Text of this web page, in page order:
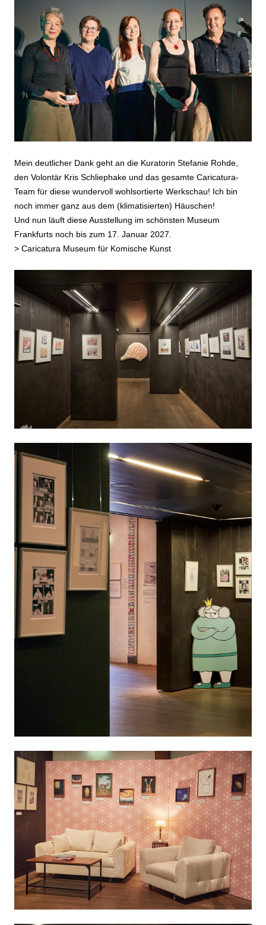
Mein deutlicher Dank geht an die Kuratorin Stefanie Rohde,
den Volontär Kris Schliephake und das gesamte Caricatura-
Team für diese wundervoll wohlsortierte Werkschau! Ich bin
noch immer ganz aus dem (klimatisierten) Häuschen!
Und nun läuft diese Ausstellung im schönsten Museum
Frankfurts noch bis zum 17. Januar 2027.
> Caricatura Museum für Komische Kunst